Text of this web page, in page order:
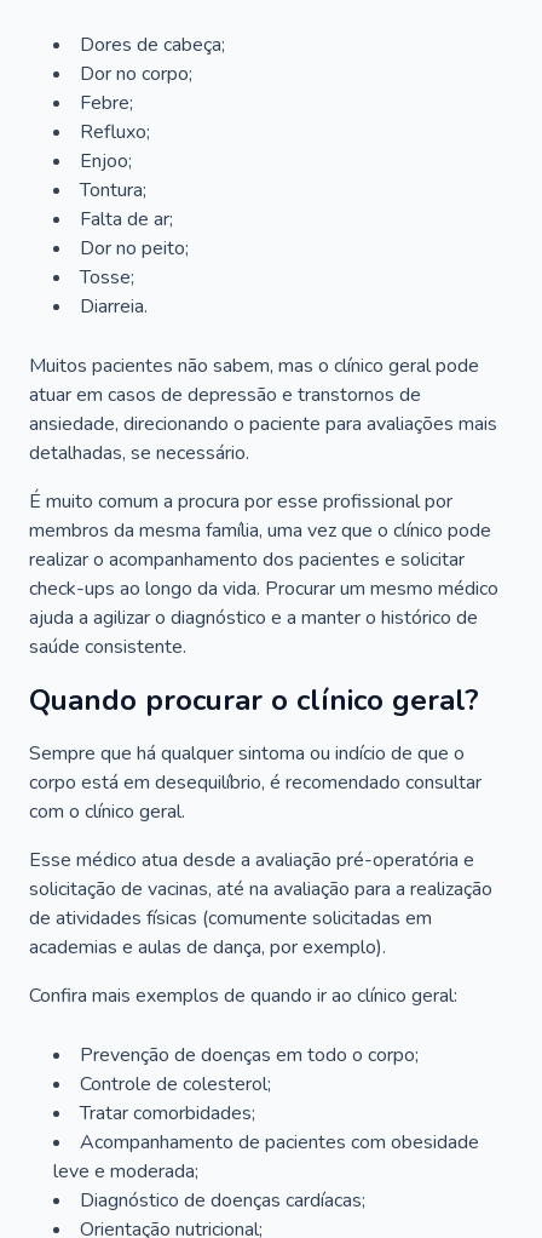
Dores de cabeça;
Dor no corpo;
Febre;
Refluxo;
Enjoo;
Tontura;
Falta de ar;
Dor no peito;
Tosse;
Diarreia.
Muitos pacientes não sabem, mas o clínico geral pode
atuar em casos de depressão e transtornos de
ansiedade, direcionando o paciente para avaliações mais
detalhadas, se necessário.
É muito comum a procura por esse profissional por
membros da mesma família, uma vez que o clínico pode
realizar o acompanhamento dos pacientes e solicitar
check-ups ao longo da vida. Procurar um mesmo médico
ajuda a agilizar o diagnóstico e a manter o histórico de
saúde consistente.
Quando procurar o clínico geral?
Sempre que há qualquer sintoma ou indício de que o
corpo está em desequilíbrio, é recomendado consultar
com o clínico geral.
Esse médico atua desde a avaliação pré-operatória e
solicitação de vacinas, até na avaliação para a realização
de atividades físicas (comumente solicitadas em
academias e aulas de dança, por exemplo).
Confira mais exemplos de quando ir ao clínico geral:
Prevenção de doenças em todo o corpo;
Controle de colesterol;
Tratar comorbidades;
Acompanhamento de pacientes com obesidade
leve e moderada;
Diagnóstico de doenças cardíacas;
Orientação nutricional;